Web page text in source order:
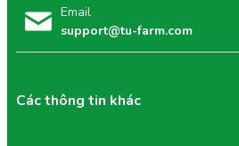
Email
support@tu-farm.com
Các thông tin khác